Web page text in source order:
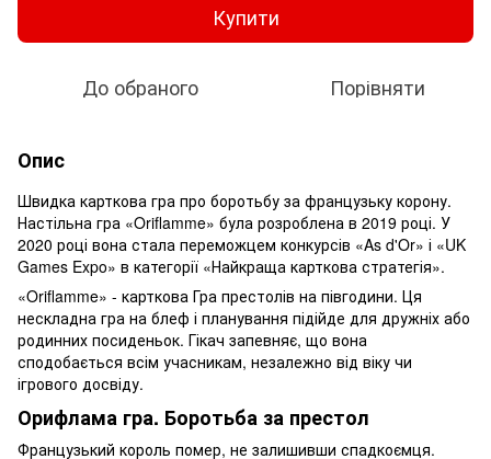
Купити
До обраного Порівняти
Опис
Швидка карткова гра про боротьбу за французьку корону.
Настільна гра «Oriflamme» була розроблена в 2019 році. У
2020 році вона стала переможцем конкурсів «As d'Or» і «UK
Games Expo» в категорії «Найкраща карткова стратегія».
«Oriflamme» - карткова Гра престолів на півгодини. Ця
нескладна гра на блеф і планування підійде для дружніх або
родинних посиденьок. Гікач запевняє, що вона
сподобається всім учасникам, незалежно від віку чи
ігрового досвіду.
Орифлама гра. Боротьба за престол
Французький король помер, не залишивши спадкоємця.